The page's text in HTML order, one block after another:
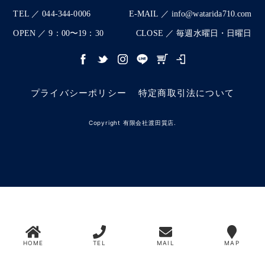
TEL ／ 044-344-0006 E-MAIL ／ info@watarida710.com
OPEN ／ 9：00〜19：30 CLOSE ／ 毎週水曜日・日曜日
プライバシーポリシー 特定商取引法について
Copyright 有限会社渡田質店.
HOME TEL MAIL MAP